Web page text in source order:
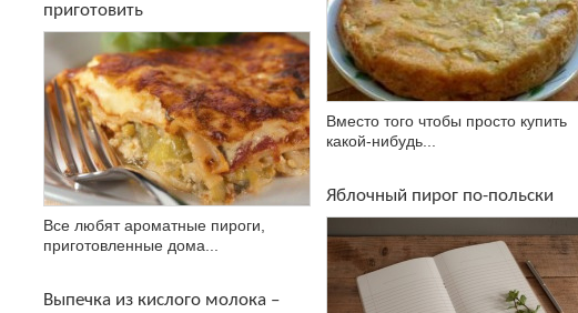
приготовить
Все любят ароматные пироги,
приготовленные дома...
Выпечка из кислого молока –
Вместо того чтобы просто купить
какой-нибудь...
Яблочный пирог по-польски